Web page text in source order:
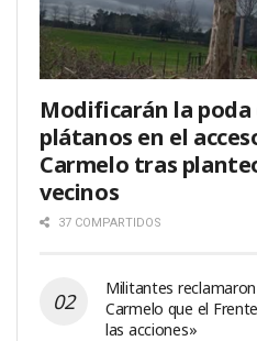
Modificarán la poda
plátanos en el
Carmelo tras
vecinos
37 COMPARTIDOS
Militantes
Carmelo que el
las acciones»